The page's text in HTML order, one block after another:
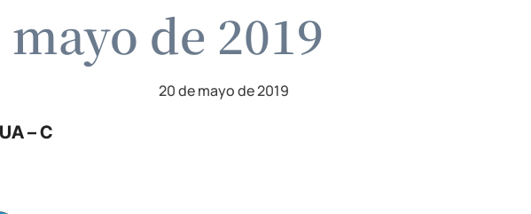
de 2019
20 de mayo de 2019
– C